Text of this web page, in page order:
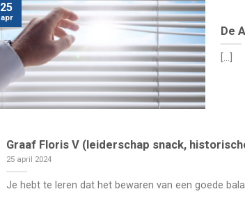
De
[...]
25
apr
Graaf Floris V (leiderschap snack,
25 april 2024
Je hebt te leren dat het bewaren van een goede